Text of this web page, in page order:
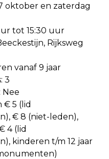
oktober en zaterdag
tot 15:30 uur
Rijksweg
vanaf 9 jaar
3
Nee
€ 5 (lid
€ 8 (niet-leden),
4 (lid
kinderen t/m 12 jaar